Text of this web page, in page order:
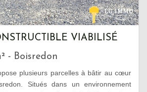
VIABILISÉ
- Boisredon
plusieurs parcelles à bâtir au cœur
Situés dans un environnement